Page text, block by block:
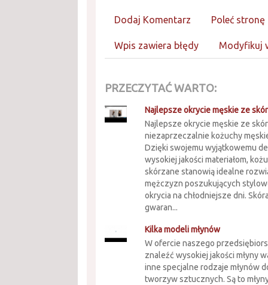
Dodaj Komentarz Poleć stronę
Wpis zawiera błędy Modyfikuj
PRZECZYTAĆ WARTO:
Najlepsze okrycie męskie ze
Najlepsze okrycie męskie ze
niezaprzeczalnie kożuchy
Dzięki swojemu wyjątkowemu
wysokiej jakości materiałom,
skórzane stanowią idealne
mężczyzn poszukujących
okrycia na chłodniejsze dni.
gwaran...
Kilka modeli młynów
W ofercie naszego
znaleźć wysokiej jakości młyny
inne specjalne rodzaje młynów
tworzyw sztucznych. Są to